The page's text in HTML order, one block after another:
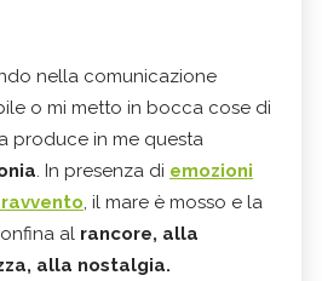
nella comunicazione
o mi metto in bocca cose di
produce in me questa
. In presenza di emozioni
, il mare è mosso e la
al rancore, alla
alla nostalgia.